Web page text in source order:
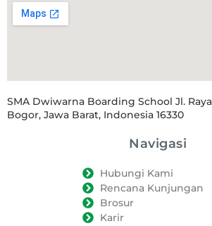
SMA Dwiwarna Boarding School Jl.
Bogor, Jawa Barat, Indonesia 16330
Navigasi
Hubungi Kami
Rencana Kunjungan
Brosur
Karir